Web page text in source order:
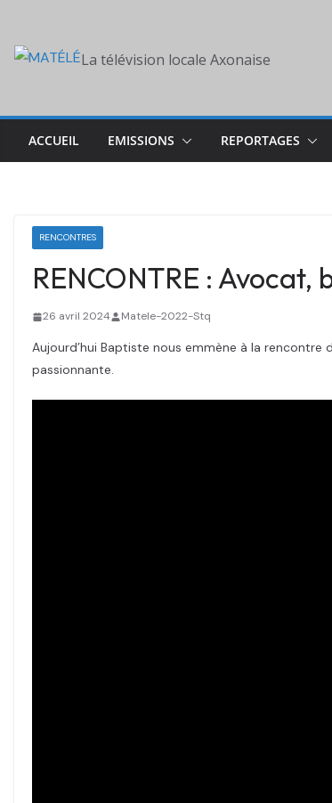
content
La télévision locale Axonaise
ACCUEIL EMISSIONS REPORTAGES
RENCONTRES
RENCONTRE :
26 avril 2024 Matele-2022-Stq
Aujourd’hui Baptiste nous emmène à la
passionnante.